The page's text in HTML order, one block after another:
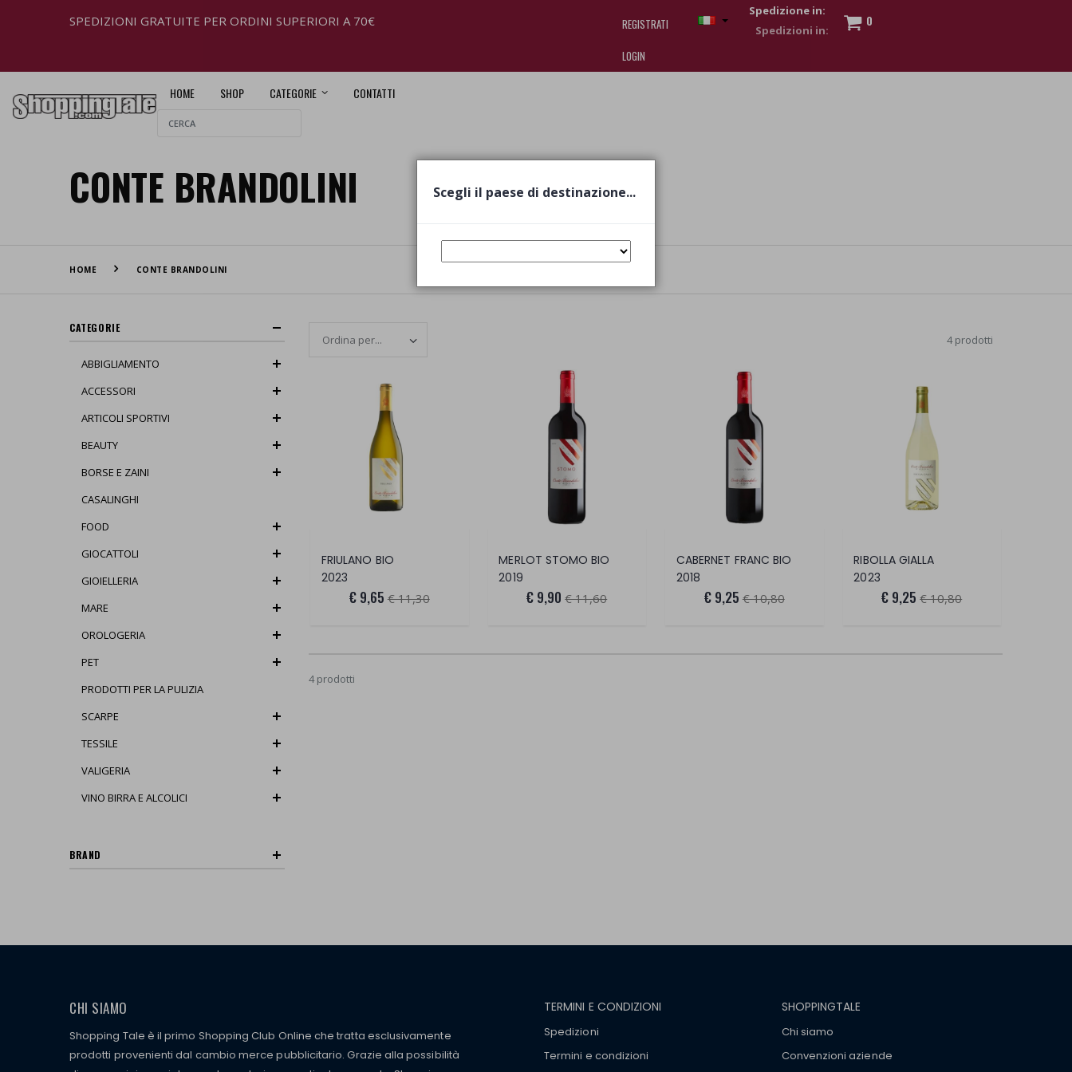
SPEDIZIONI GRATUITE PER ORDINI SUPERIORI A 70€
REGISTRATI
LOGIN
Spedizione in:
0
HOME SHOP CATEGORIE CONTATTI
replica watches.
CONTE BRANDOLINI
HOME CONTE BRANDOLINI
4 prodotti
FRIULANO BIO
2023
€ 9,65 € 11,30
MERLOT STOMO BIO
2019
€ 9,90 € 11,60
CABERNET FRANC BIO
2018
€ 9,25 € 10,80
RIBOLLA GIALLA
2023
€ 9,25 € 10,80
4 prodotti
CATEGORIE
ABBIGLIAMENTO
ACCESSORI
ARTICOLI SPORTIVI
BEAUTY
BORSE E ZAINI
CASALINGHI
FOOD
GIOCATTOLI
GIOIELLERIA
MARE
OROLOGERIA
PET
PRODOTTI PER LA PULIZIA
SCARPE
TESSILE
VALIGERIA
VINO BIRRA E ALCOLICI
BRAND
CHI SIAMO
Shopping Tale è il primo Shopping Club Online che tratta esclusivamente
prodotti provenienti dal cambio merce pubblicitario. Grazie alla possibilità
TERMINI E CONDIZIONI
Spedizioni
Termini e condizioni
SHOPPINGTALE
Chi siamo
Convenzioni aziende
Scegli il paese di destinazione...